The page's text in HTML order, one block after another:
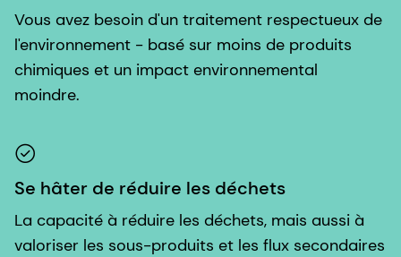
Vous avez besoin d'un traitement respectueux de
l'environnement - basé sur moins de produits
chimiques et un impact environnemental
moindre.
Se hâter de réduire les déchets
La capacité à réduire les déchets, mais aussi à
valoriser les sous-produits et les flux secondaires